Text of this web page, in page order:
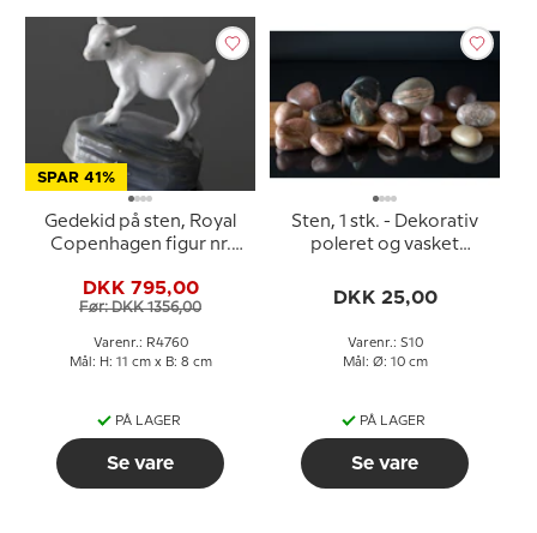
SPAR 41%
Gedekid på sten, Royal
Copenhagen figur nr.
DKK 795,00
Før: DKK 1356,00
Varenr.: R4760
Mål: H: 11 cm x B: 8 cm
PÅ LAGER
Se vare
Sten, 1 stk. - Dekorativ
poleret og vasket
DKK 25,00
Varenr.: S10
Mål: Ø: 10 cm
PÅ LAGER
Se vare